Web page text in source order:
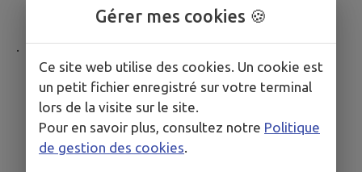
Gérer mes cookies 🍪
Ce site web utilise des cookies. Un cookie est
un petit fichier enregistré sur votre terminal
lors de la visite sur le site.
Pour en savoir plus, consultez notre Politique
de gestion des cookies